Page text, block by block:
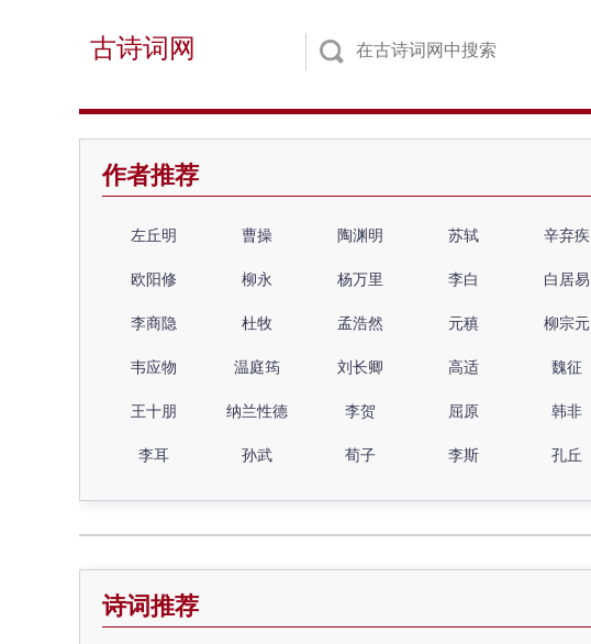
古诗词网
作者推荐
左丘明 曹操 陶渊明 苏轼 辛弃疾
欧阳修 柳永 杨万里 李白 白居易
李商隐 杜牧 孟浩然 元稹 柳宗元
韦应物 温庭筠 刘长卿 高适 魏征
王十朋 纳兰性德 李贺 屈原 韩非
李耳 孙武 荀子 李斯 孔丘
诗词推荐